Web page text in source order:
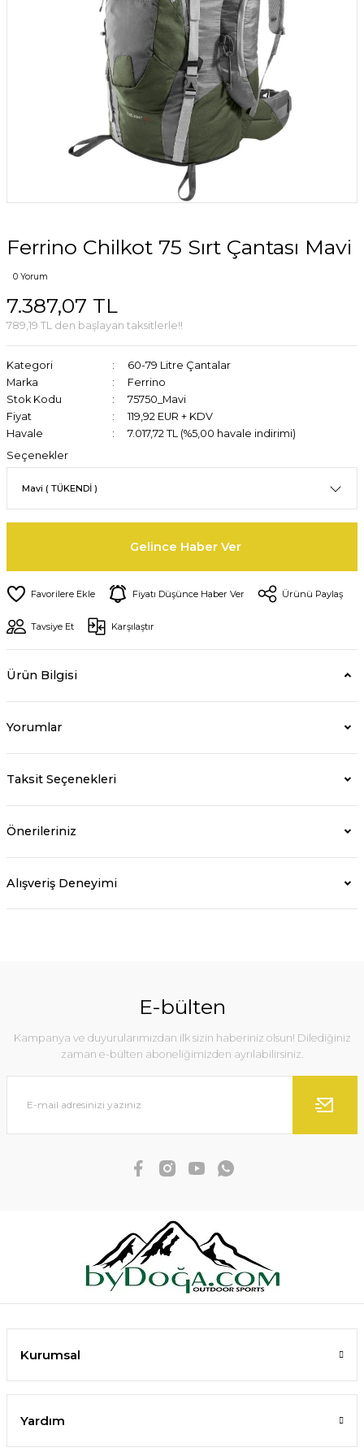
Ferrino Chilkot 75 Sırt Çantası Mavi
0 Yorum
7.387,07 TL
789,19 TL den başlayan taksitlerle!!
Kategori
60-79 Litre Çantalar
Marka
Ferrino
Stok Kodu
75750_Mavi
Fiyat
119,92 EUR + KDV
Havale
7.017,72 TL (%5,00 havale indirimi)
Seçenekler
Gelince Haber Ver
Fiyatı Düşünce Haber Ver Ürünü Paylaş
Tavsiye Et Karşılaştır
Ürün Bilgisi
Yorumlar
Taksit Seçenekleri
Önerileriniz
Alışveriş Deneyimi
E-bülten
Kampanya ve duyurularımızdan ilk sizin haberiniz olsun! Dilediğiniz
zaman e-bülten aboneliğimizden ayrılabilirsiniz.
Kurumsal
Yardım